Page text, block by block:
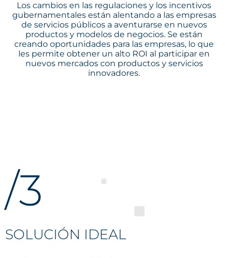
Los cambios en las regulaciones y los incentivos
gubernamentales están alentando a las empresas
de servicios públicos a aventurarse en nuevos
productos y modelos de negocios. Se están
creando oportunidades para las empresas, lo que
les permite obtener un alto ROI al participar en
nuevos mercados con productos y servicios
innovadores.
/3
SOLUCIÓN IDEAL